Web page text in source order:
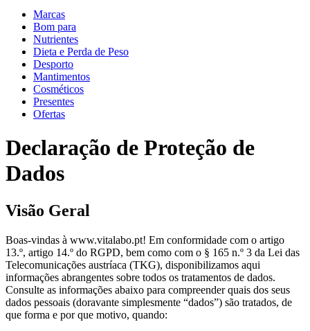
Marcas
Bom para
Nutrientes
Dieta e Perda de Peso
Desporto
Mantimentos
Cosméticos
Presentes
Ofertas
Declaração de Proteção de
Dados
Visão Geral
Boas-vindas à www.vitalabo.pt! Em conformidade com o artigo
13.º, artigo 14.º do RGPD, bem como com o § 165 n.º 3 da Lei das
Telecomunicações austríaca (TKG), disponibilizamos aqui
informações abrangentes sobre todos os tratamentos de dados.
Consulte as informações abaixo para compreender quais dos seus
dados pessoais (doravante simplesmente “dados”) são tratados, de
que forma e por que motivo, quando: